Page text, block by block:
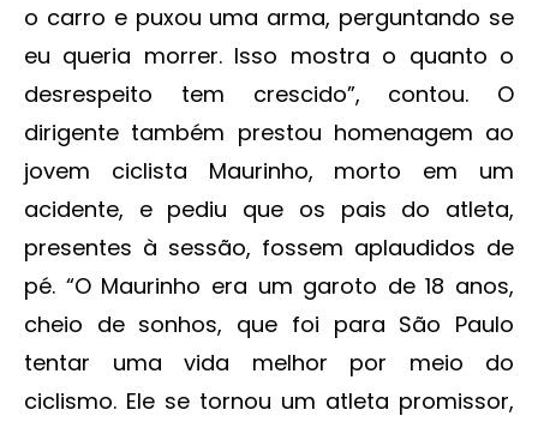
o carro e puxou uma arma, perguntando se
eu queria morrer. Isso mostra o quanto o
desrespeito tem crescido”, contou. O
dirigente também prestou homenagem ao
jovem ciclista Maurinho, morto em um
acidente, e pediu que os pais do atleta,
presentes à sessão, fossem aplaudidos de
pé. “O Maurinho era um garoto de 18 anos,
cheio de sonhos, que foi para São Paulo
tentar uma vida melhor por meio do
ciclismo. Ele se tornou um atleta promissor,